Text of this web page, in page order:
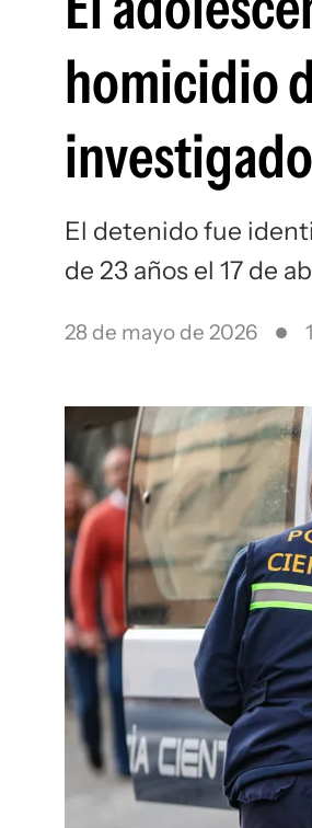
homicidio
El detenido fue
de 23 años el 17 de
28 de mayo de 2026